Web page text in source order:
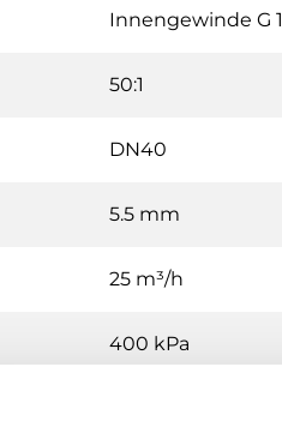
Innengewinde G
50:1
DN40
5.5 mm
25 m³/h
400 kPa